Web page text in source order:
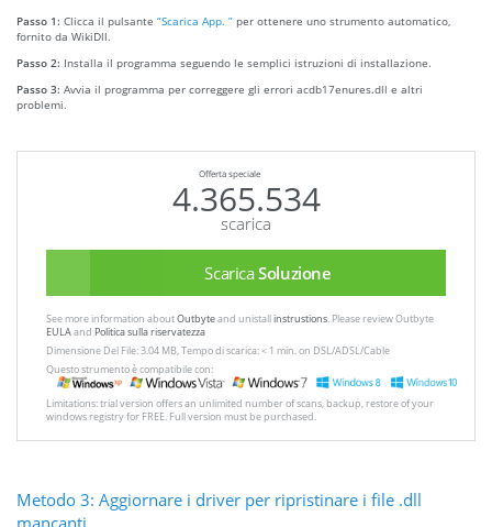
Passo 1: Clicca il pulsante “Scarica App. ” per ottenere uno strumento automatico,
fornito da WikiDll.
Passo 2: Installa il programma seguendo le semplici istruzioni di installazione.
Passo 3: Avvia il programma per correggere gli errori acdb17enures.dll e altri
problemi.
Offerta speciale
4.365.534
scarica
ScaricaSoluzione
See more information aboutOutbyteand unistallinstrustions. Please review Outbyte
EULAand Politica sulla riservatezza
Dimensione Del File: 3.04 MB, Tempo di scarica: < 1 min. on DSL/ADSL/Cable
Questo strumento è compatibile con:
Limitations: trial version offers an unlimited number of scans, backup, restore of your
windows registry for FREE. Full version must be purchased.
Metodo 3: Aggiornare i driver per ripristinare i file .dll
mancanti